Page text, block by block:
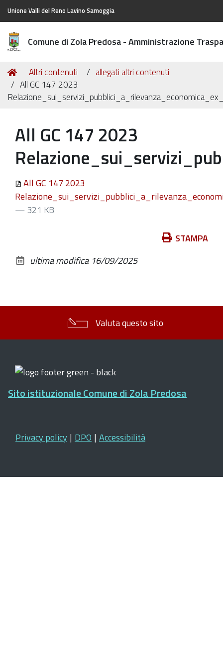
Unione Valli del Reno Lavino Samoggia
Comune di Zola Predosa - Amministrazione
Tu
sei
qui:
Home
Altri contenuti
allegati altri contenuti
All GC 147 2023
All GC 147 2023
All GC 147 2023
— 321 KB
documento
STAMPA
ultima modifica 16/09/2025
Valuta questo sito
Sito istituzionale Comune di Zola Predosa
Privacy policy | DPO | Accessibilità